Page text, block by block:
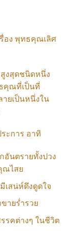
อง พุทธคุณเลิศ
งสุดชนิดหนึ่ง
คุณที่เป็นที่
ยเป็นหนึ่งใน
ะการ อาทิ
อันตรายทั้งปวง
ณไสย
เสน่ห์ดึงดูดใจ
ายร่ำรวย
รคต่างๆ ในชีวิต